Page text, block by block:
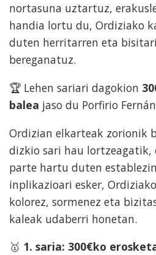
nortasuna uztartuz,
handia lortu du, Ordiziako
duten herritarren eta
bereganatuz.
🏆 Lehen sariari dagokion
balea jaso du Porfirio
Ordizian elkarteak zorionik
dizkio sari hau lortzeagatik,
parte hartu duten
inplikazioari esker,
kolorez, sormenez eta
kaleak udaberri honetan.
🥇 1. saria: 300€ko